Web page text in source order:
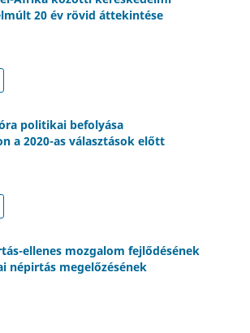
20 év rövid áttekintése
politikai befolyása
a 2020-as választások előtt
ellenes mozgalom fejlődésének
népirtás megelőzésének